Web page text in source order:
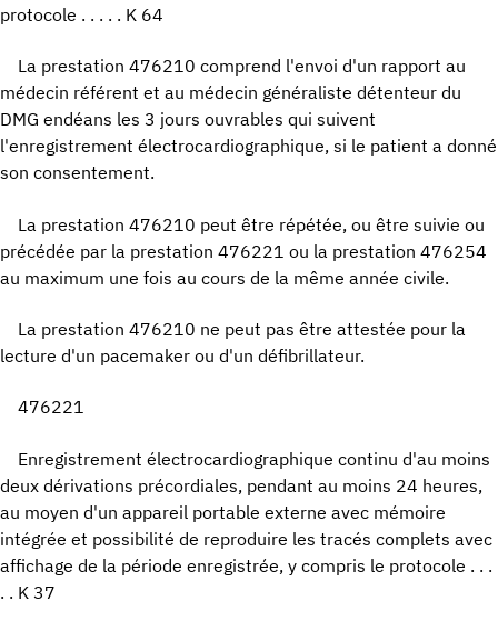
protocole . . . . . K 64
La prestation 476210 comprend l'envoi d'un rapport au
médecin référent et au médecin généraliste détenteur du
DMG endéans les 3 jours ouvrables qui suivent
l'enregistrement électrocardiographique, si le patient a donné
son consentement.
La prestation 476210 peut être répétée, ou être suivie ou
précédée par la prestation 476221 ou la prestation 476254
au maximum une fois au cours de la même année civile.
La prestation 476210 ne peut pas être attestée pour la
lecture d'un pacemaker ou d'un défibrillateur.
476221
Enregistrement électrocardiographique continu d'au moins
deux dérivations précordiales, pendant au moins 24 heures,
au moyen d'un appareil portable externe avec mémoire
intégrée et possibilité de reproduire les tracés complets avec
affichage de la période enregistrée, y compris le protocole . . .
. . K 37